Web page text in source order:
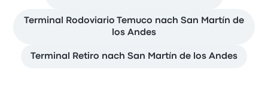
Terminal Rodoviario Temuco nach San Martín de
los Andes
Terminal Retiro nach San Martín de los Andes